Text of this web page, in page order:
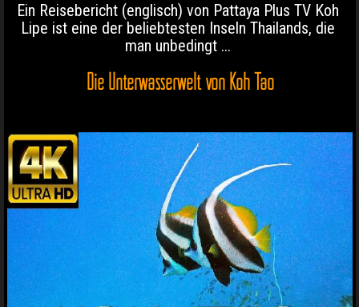
Ein Reisebericht (englisch) von Pattaya Plus TV Koh
Lipe ist eine der beliebtesten Inseln Thailands, die
man unbedingt ...
Die Unterwasserwelt von Koh Tao